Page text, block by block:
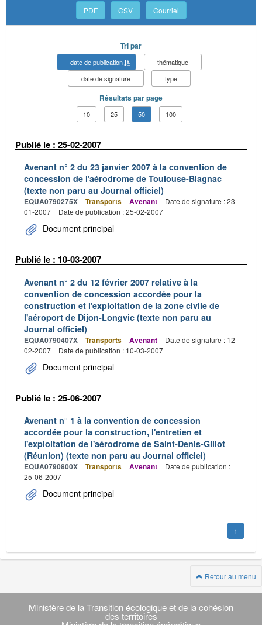
PDF CSV Courriel
Tri par
date de publication
thématique
date de signature
type
Résultats par page
10 25 50 100
Publié le : 25-02-2007
Avenant n° 2 du 23 janvier 2007 à la convention de
concession de l'aérodrome de Toulouse-Blagnac
(texte non paru au Journal officiel)
EQUA0790275X Transports Avenant
Date de signature : 23-
01-2007
Date de publication : 25-02-2007
Document principal
Publié le : 10-03-2007
Avenant n° 2 du 12 février 2007 relative à la
convention de concession accordée pour la
construction et l'exploitation de la zone civile de
l'aéroport de Dijon-Longvic (texte non paru au
Journal officiel)
EQUA0790407X Transports Avenant
Date de signature : 12-
02-2007
Date de publication : 10-03-2007
Document principal
Publié le : 25-06-2007
Avenant n° 1 à la convention de concession
accordée pour la construction, l'entretien et
l'exploitation de l'aérodrome de Saint-Denis-Gillot
(Réunion) (texte non paru au Journal officiel)
EQUA0790800X Transports Avenant
Date de publication :
25-06-2007
Document principal
1
Retour au menu
Navigation
transverse
Ministère de la Transition écologique et de la cohésion
des territoires